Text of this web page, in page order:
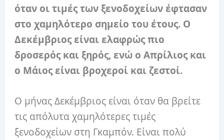
όταν οι τιμές των ξενοδοχείων έφτασαν
στο χαμηλότερο σημείο του έτους. Ο
Δεκέμβριος είναι ελαφρώς πιο
δροσερός και ξηρός, ενώ ο Απρίλιος και
ο Μάιος είναι βροχεροί και ζεστοί.
Ο μήνας Δεκέμβριος είναι όταν θα βρείτε
τις απόλυτα χαμηλότερες τιμές
ξενοδοχείων στη Γκαμπόν. Είναι πολύ